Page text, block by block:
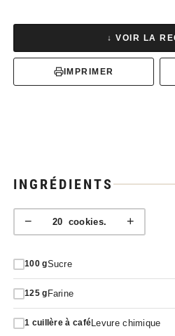
↓ VOIR LA
IMPRIMER
INGRÉDIENTS
− 20 cookies. +
100 gSucre
125 gFarine
1 cuillère à caféLevure chimique